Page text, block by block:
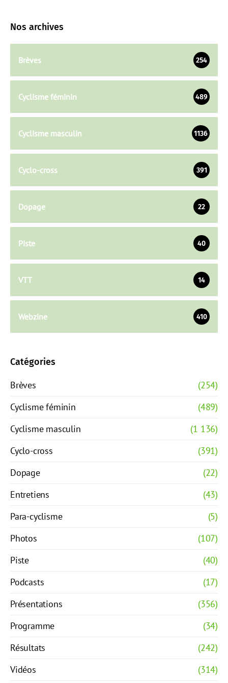
Nos archives
Brèves 254
Cyclisme féminin 489
Cyclisme masculin 1136
Cyclo-cross 391
Dopage 22
Piste 40
VTT 14
Webzine 410
Catégories
Brèves
(254)
Cyclisme féminin
(489)
Cyclisme masculin
(1 136)
Cyclo-cross
(391)
Dopage
(22)
Entretiens
(43)
Para-cyclisme
(5)
Photos
(107)
Piste
(40)
Podcasts
(17)
Présentations
(356)
Programme
(34)
Résultats
(242)
Vidéos
(314)